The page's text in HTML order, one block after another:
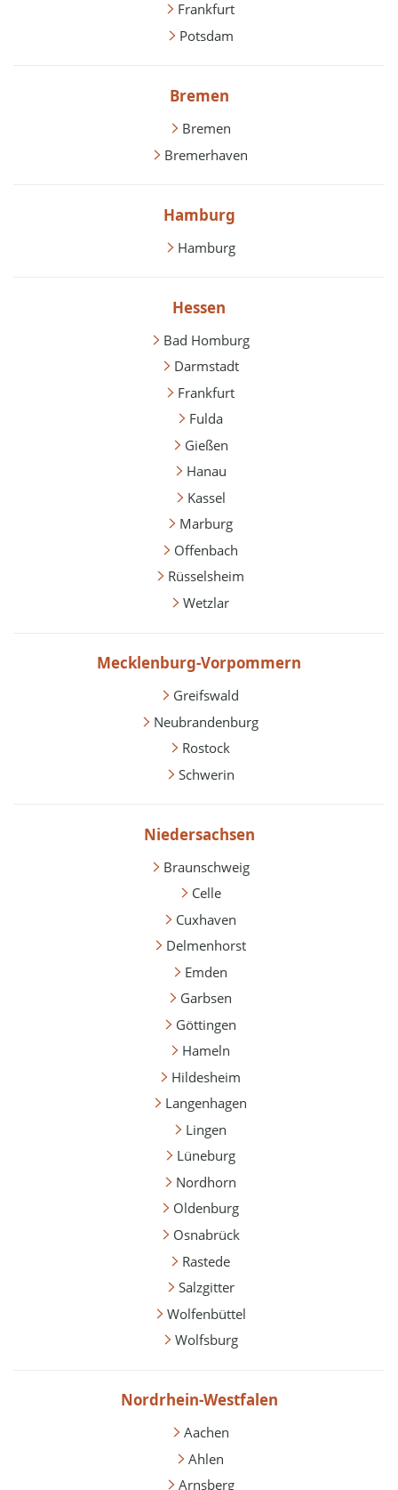
Frankfurt
Potsdam
Bremen
Bremen
Bremerhaven
Hamburg
Hamburg
Hessen
Bad Homburg
Darmstadt
Frankfurt
Fulda
Gießen
Hanau
Kassel
Marburg
Offenbach
Rüsselsheim
Wetzlar
Mecklenburg-Vorpommern
Greifswald
Neubrandenburg
Rostock
Schwerin
Niedersachsen
Braunschweig
Celle
Cuxhaven
Delmenhorst
Emden
Garbsen
Göttingen
Hameln
Hildesheim
Langenhagen
Lingen
Lüneburg
Nordhorn
Oldenburg
Osnabrück
Rastede
Salzgitter
Wolfenbüttel
Wolfsburg
Nordrhein-Westfalen
Aachen
Ahlen
Arnsberg